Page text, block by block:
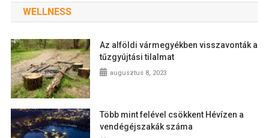
WELLNESS
Az alföldi vármegyékben visszavonták a
tűzgyújtási tilalmat
augusztus 8, 2023
Több mint felével csökkent Hévízen a
vendégéjszakák száma